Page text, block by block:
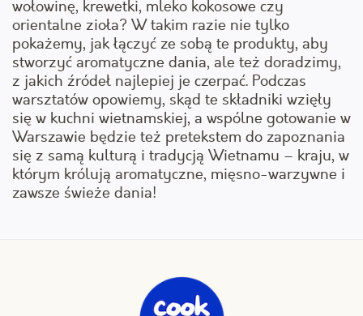
wołowinę, krewetki, mleko kokosowe czy
orientalne zioła? W takim razie nie tylko
pokażemy, jak łączyć ze sobą te produkty, aby
stworzyć aromatyczne dania, ale też doradzimy,
z jakich źródeł najlepiej je czerpać. Podczas
warsztatów opowiemy, skąd te składniki wzięły
się w kuchni wietnamskiej, a wspólne gotowanie w
Warszawie będzie też pretekstem do zapoznania
się z samą kulturą i tradycją Wietnamu – kraju, w
którym królują aromatyczne, mięsno-warzywne i
zawsze świeże dania!